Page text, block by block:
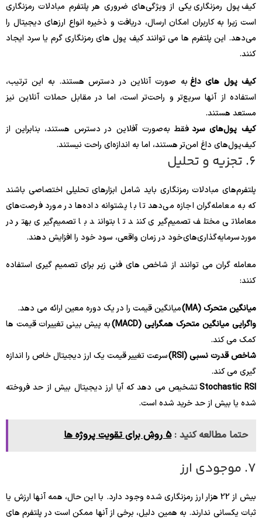
کیف پول رمزنگاری یکی از ویژگی‌های ضروری هر پلتفرم مبادلات رمزنگاری
است زیرا به کاربران امکان ارسال، دریافت و ذخیره انواع ارزهای دیجیتال را
می‌دهد. این پلتفرم ها می توانند کیف پول های رمزنگاری گرم یا سرد ایجاد
کنند.
کیف پول های داغ به صورت آنلاین در دسترس هستند. به این ترتیب،
استفاده از آنها سریع‌تر و راحت‌تر است، اما در مقابل حملات آنلاین نیز
مستعد هستند.
کیف پول‌های سرد فقط به‌صورت آفلاین در دسترس هستند، بنابراین از
کیف‌پول‌های داغ امن‌تر هستند، اما به اندازه‌ای راحت نیستند.
6. تجزیه و تحلیل
پلتفرم‌های مبادلات رمزنگاری باید شامل ابزارهای تحلیلی اختصاصی باشند
که به معامله‌گران اجازه می‌دهد تا با پشتوانه داده‌ها در مورد فرصت‌های
معاملاتی مختلف تصمیم‌گیری کنند تا بتوانند با تصمیم‌گیری بهتر در
مورد سرمایه‌گذاری‌های خود در زمان واقعی، سود خود را افزایش دهند.
معامله گران می توانند از شاخص های فنی زیر برای تصمیم گیری استفاده
کنند:
میانگین متحرک (MA)
میانگین قیمت را در یک دوره معین ارائه می دهد.
واگرایی میانگین متحرک همگرایی (MACD)
به پیش بینی تغییرات قیمت ها
کمک می کند.
شاخص قدرت نسبی (RSI)
سرعت تغییر قیمت یک ارز دیجیتال خاص را اندازه
گیری می کند.
Stochastic RSIتشخیص می دهد که آیا ارز دیجیتال بیش از حد فروخته
شده یا بیش از حد خرید شده است.
حتما مطالعه کنید : 5 روش برای تقویت پروژه ها
7. موجودی ارز
بیش از 22 هزار ارز رمزنگاری شده وجود دارد. با این حال، همه آنها ارزش یا
ثبات یکسانی ندارند. به همین دلیل، برخی از آنها ممکن است در پلتفرم های